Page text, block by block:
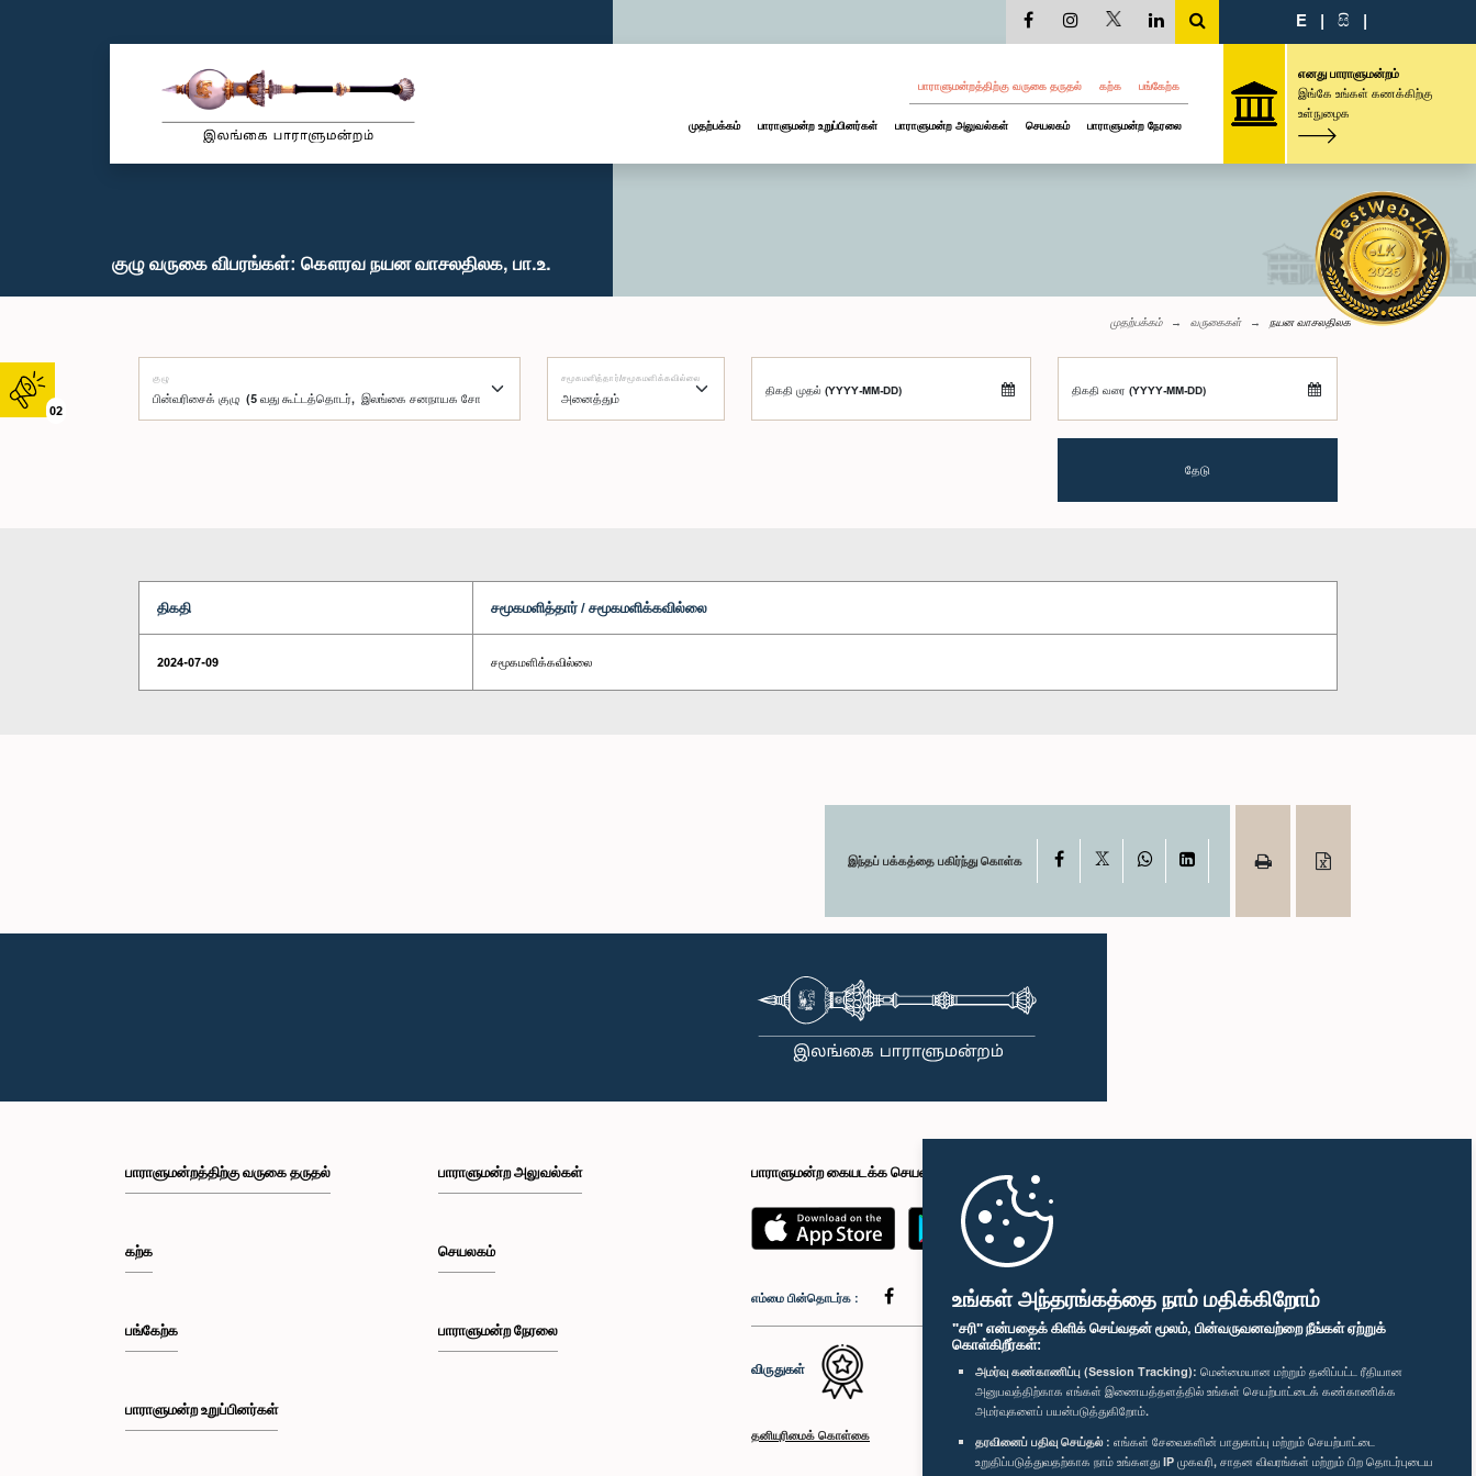
உங்கள் அந்தரங்கத்தை நாம் மதிக்கிறோம்
"சரி" என்பதைக் கிளிக் செய்வதன் மூலம், பின்வருவனவற்றை நீங்கள் ஏற்றுக்
கொள்கிறீர்கள்:
அமர்வு கண்காணிப்பு (Session Tracking): மென்மையான மற்றும் தனிப்பட்ட ரீதியான
அனுபவத்திற்காக எங்கள் இணையத்தளத்தில் உங்கள் செயற்பாட்டைக் கண்காணிக்க
அமர்வுகளைப் பயன்படுத்துகிறோம்.
தரவினைப் பதிவு செய்தல் : எங்கள் சேவைகளின் பாதுகாப்பு மற்றும் செயற்பாட்டை
உறுதிப்படுத்துவதற்காக நாம் உங்களது IP முகவரி, சாதன விவரங்கள் மற்றும் பிற தொடர்புடைய
02
E | සි |
பாராளுமன்றத்திற்கு வருகை தருதல் கற்க பங்கேற்க
முதற்பக்கம் பாராளுமன்ற உறுப்பினர்கள் பாராளுமன்ற அலுவல்கள் செயலகம் பாராளுமன்ற நேரலை
எனது பாராளுமன்றம்
இங்கே உங்கள் கணக்கிற்கு
உள்நுழைக
குழு வருகை விபரங்கள்: கௌரவ நயன வாசலதிலக, பா.உ.
முதற்பக்கம் வருகைகள் நயன வாசலதிலக
குழு சமூகமளித்தார்/சமூகமளிக்கவில்லை
திகதி முதல் (YYYY-MM-DD) திகதி வரை (YYYY-MM-DD)
தேடு
திகதி சமூகமளித்தார் / சமூகமளிக்கவில்லை
2024-07-09 சமூகமளிக்கவில்லை
இந்தப் பக்கத்தை பகிர்ந்து கொள்க Facebook WhatsAppLinkedIn
பாராளுமன்றத்திற்கு வருகை தருதல்
கற்க
பங்கேற்க
பாராளுமன்ற உறுப்பினர்கள்
பாராளுமன்ற அலுவல்கள்
செயலகம்
பாராளுமன்ற நேரலை
பாராளுமன்ற கையடக்க செயலி
எம்மை பின்தொடர்க :
விருதுகள்
தனியுரிமைக் கொள்கை